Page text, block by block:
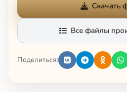
Скачать
Все файлы
Поделиться: